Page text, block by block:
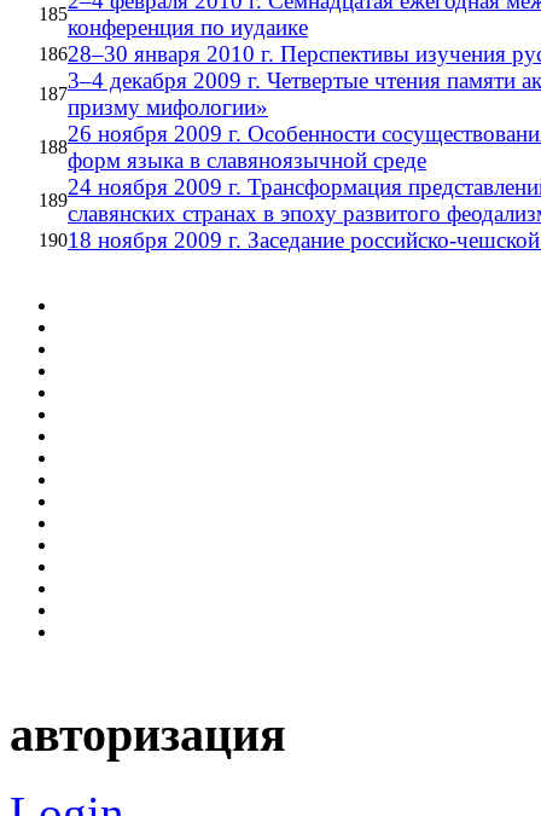
185
конференция по иудаике
18628–30 января 2010 г. Перспективы изучения
187
3–4 декабря 2009 г. Четвертые чтения памяти
призму мифологии»
188
26 ноября 2009 г. Особенности
форм языка в славяноязычной среде
189
24 ноября 2009 г. Трансформация
славянских странах в эпоху развитого
19018 ноября 2009 г. Заседание российско-
авторизация